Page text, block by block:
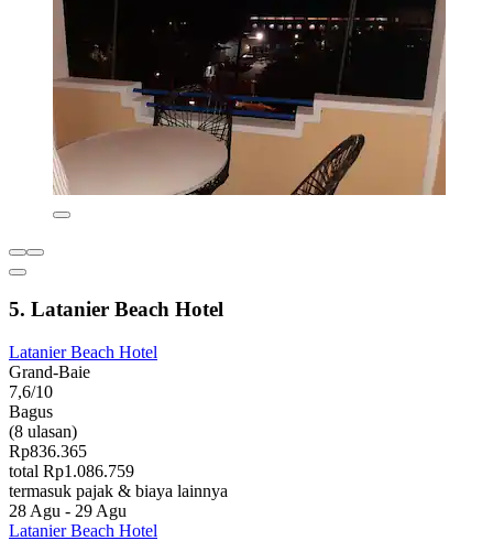
5. Latanier Beach Hotel
Latanier Beach Hotel
Grand-Baie
7,6/10
Bagus
(8 ulasan)
Rp836.365
total Rp1.086.759
termasuk pajak & biaya lainnya
28 Agu - 29 Agu
Latanier Beach Hotel